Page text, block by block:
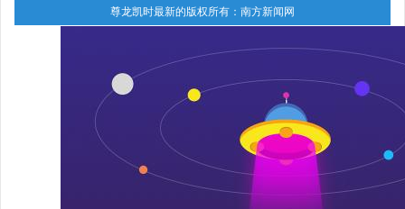
尊龙凯时最新的版权所有：南方新闻网